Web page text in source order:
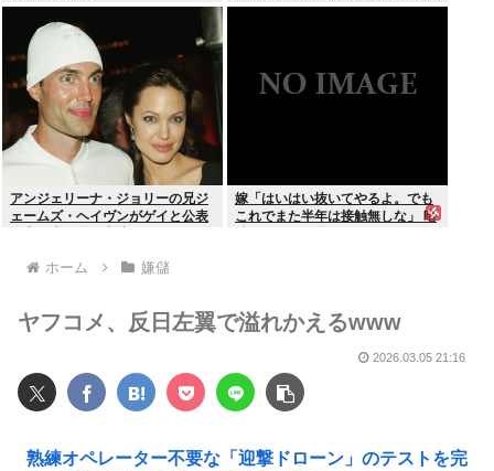
は！」
アンジェリーナ・ジョリーの兄ジ
ェームズ・ヘイヴンがゲイと公表
嫁「はいはい抜いてやるよ。でも
これでまた半年は接触無しな」 暗
ホーム 嫌儲
ヤフコメ、反日左翼で溢れかえるwww
2026.03.05 21:16
熟練オペレーター不要な「迎撃ドローン」のテストを完